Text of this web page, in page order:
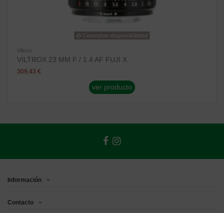
Consultar disponibilidad
Viltrox
VILTROX 23 MM F / 1.4 AF FUJI X
309,43 €
ver producto
Información
Contacto